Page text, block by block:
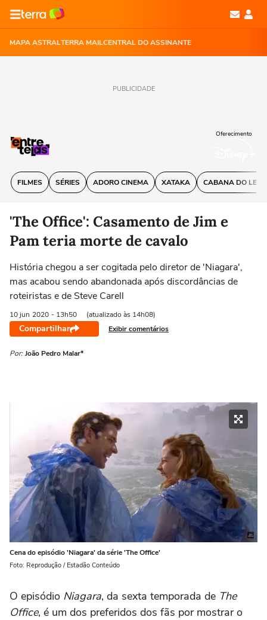
MAPA ASTRALTERRA MAILCENTRAL DO ASSINANTE
PUBLICIDADE
FILMES SÉRIES ADORO CINEMA XATAKA CABANA DO
Oferecimento
'The Office': Casamento de Jim e
Pam teria morte de cavalo
História chegou a ser cogitada pelo diretor de 'Niagara',
mas acabou sendo abandonada após discordâncias de
roteiristas e de Steve Carell
10 jun 2020 - 13h50 (atualizado às 14h08)
Compartilhar Exibir comentários
Por: João Pedro Malar*
Cena do episódio 'Niagara' da série 'The Office'
Foto: Reprodução / Estadão Conteúdo
O episódio Niagara, da sexta temporada de The
Office, é um dos preferidos dos fãs por mostrar o